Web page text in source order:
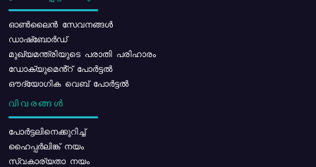
ഓൺലൈൻ സേവനങ്ങൾ
ഡാഷ്ബോർഡ്
മുഖ്യമന്ത്രിയുടെ പരാതി പരിഹാരം
ഡോക്യുമെൻ്റ് പോർട്ടൽ
ഔദ്യോഗിക വെബ് പോർട്ടൽ
വിവരങ്ങൾ
പോര്‍ട്ടലിനെക്കുറിച്ച്
ഹൈപ്പർലിങ്ക് നയം
സ്വകാര്യതാ നയം